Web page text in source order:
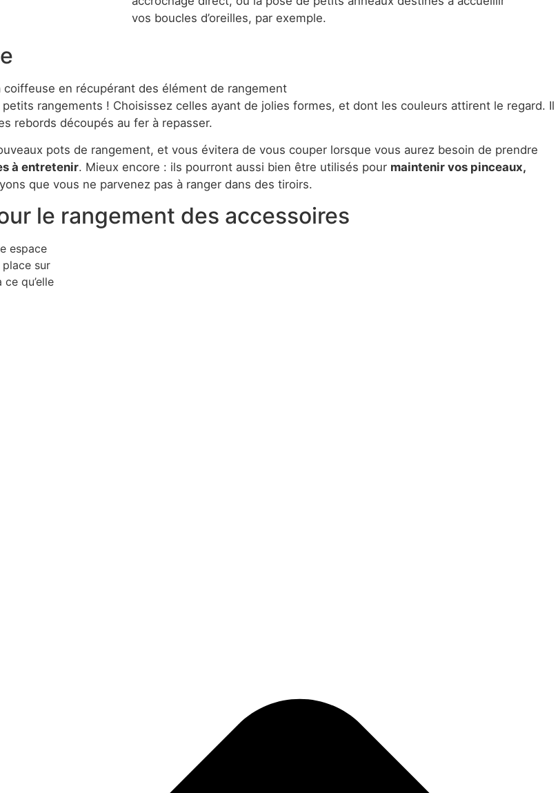
vos boucles d’oreilles, par exemple.
rangements ! Choisissez celles ayant de jolies formes, et dont les couleurs attirent le regard. Il
rebords découpés au fer à repasser.
pots de rangement, et vous évitera de vous couper lorsque vous aurez besoin de prendre
à entretenir. Mieux encore : ils pourront aussi bien être utilisés pour maintenir vos pinceaux,
que vous ne parvenez pas à ranger dans des tiroirs.
le rangement des accessoires
espace
sur
ce qu’elle